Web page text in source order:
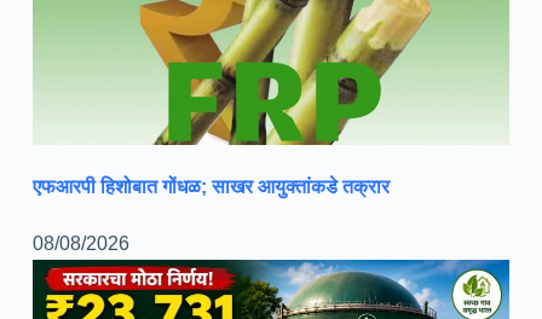
एफआरपी हिशोबात गोंधळ; साखर आयुक्तांकडे तक्रार
08/08/2026